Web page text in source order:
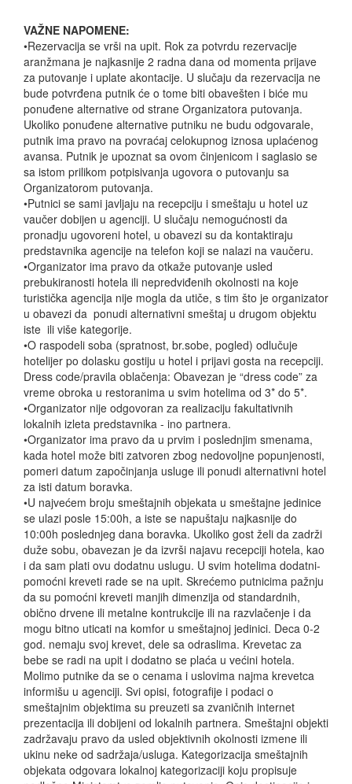
VAŽNE NAPOMENE:
•Rezervacija se vrši na upit. Rok za potvrdu rezervacije
aranžmana je najkasnije 2 radna dana od momenta prijave
za putovanje i uplate akontacije. U slučaju da rezervacija ne
bude potvrđena putnik će o tome biti obavešten i biće mu
ponuđene alternative od strane Organizatora putovanja.
Ukoliko ponuđene alternative putniku ne budu odgovarale,
putnik ima pravo na povraćaj celokupnog iznosa uplaćenog
avansa. Putnik je upoznat sa ovom činjenicom i saglasio se
sa istom prilikom potpisivanja ugovora o putovanju sa
Organizatorom putovanja.
•Putnici se sami javljaju na recepciju i smeštaju u hotel uz
vaučer dobijen u agenciji. U slučaju nemogućnosti da
pronadju ugovoreni hotel, u obavezi su da kontaktiraju
predstavnika agencije na telefon koji se nalazi na vaučeru.
•Organizator ima pravo da otkaže putovanje usled
prebukiranosti hotela ili nepredviđenih okolnosti na koje
turistička agencija nije mogla da utiče, s tim što je organizator
u obavezi da ponudi alternativni smeštaj u drugom objektu
iste ili više kategorije.
•O raspodeli soba (spratnost, br.sobe, pogled) odlučuje
hotelijer po dolasku gostiju u hotel i prijavi gosta na recepciji.
Dress code/pravila oblačenja: Obavezan je “dress code” za
vreme obroka u restoranima u svim hotelima od 3* do 5*.
•Organizator nije odgovoran za realizaciju fakultativnih
lokalnih izleta predstavnika - ino partnera.
•Organizator ima pravo da u prvim i poslednjim smenama,
kada hotel može biti zatvoren zbog nedovoljne popunjenosti,
pomeri datum započinjanja usluge ili ponudi alternativni hotel
za isti datum boravka.
•U najvećem broju smeštajnih objekata u smeštajne jedinice
se ulazi posle 15:00h, a iste se napuštaju najkasnije do
10:00h poslednjeg dana boravka. Ukoliko gost želi da zadrži
duže sobu, obavezan je da izvrši najavu recepciji hotela, kao
i da sam plati ovu dodatnu uslugu. U svim hotelima dodatni-
pomoćni kreveti rade se na upit. Skrećemo putnicima pažnju
da su pomoćni kreveti manjih dimenzija od standardnih,
obično drvene ili metalne kontrukcije ili na razvlačenje i da
mogu bitno uticati na komfor u smeštajnoj jedinici. Deca 0-2
god. nemaju svoj krevet, dele sa odraslima. Krevetac za
bebe se radi na upit i dodatno se plaća u većini hotela.
Molimo putnike da se o cenama i uslovima najma krevetca
informišu u agenciji. Svi opisi, fotografije i podaci o
smeštajnim objektima su preuzeti sa zvaničnih internet
prezentacija ili dobijeni od lokalnih partnera. Smeštajni objekti
zadržavaju pravo da usled objektivnih okolnosti izmene ili
ukinu neke od sadržaja/usluga. Kategorizacija smeštajnih
objekata odgovara lokalnoj kategorizaciji koju propisuje